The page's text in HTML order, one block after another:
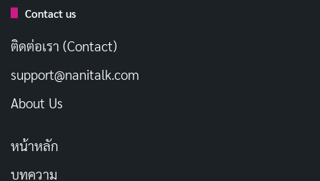
Contact us
ติดต่อเรา (Contact)
support@nanitalk.com
About Us
หน้าหลัก
บทความ